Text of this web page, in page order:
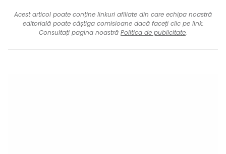
Acest articol poate conține linkuri afiliate din care echipa noastră
editorială poate câștiga comisioane dacă faceți clic pe link.
Consultați pagina noastră Politica de publicitate.